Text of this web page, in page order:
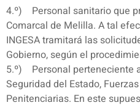
4.º) Personal sanitario que
Comarcal de Melilla. A tal
INGESA tramitará las
Gobierno, según el
5.º) Personal perteneciente
Seguridad del Estado,
Penitenciarias. En este